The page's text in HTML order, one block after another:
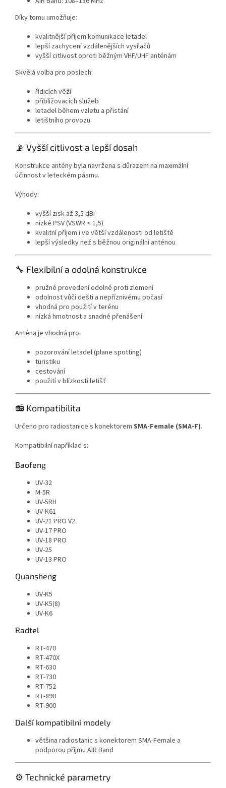
Díky tomu umožňuje:
kvalitnější příjem komunikace letadel
lepší zachycení vzdálenějších vysílačů
vyšší citlivost oproti běžným VHF/UHF anténám
Skvělá volba pro poslech:
řídicích věží
přibližovacích služeb
letadel během vzletu a přistání
letištního provozu
📡 Vyšší citlivost a lepší dosah
Konstrukce antény byla navržena s důrazem na maximální
účinnost v leteckém pásmu.
Výhody:
vyšší zisk až 3,5 dBi
nízké PSV (VSWR < 1,5)
kvalitní příjem i ve větší vzdálenosti od letiště
lepší výsledky než s běžnou originální anténou
🔧 Flexibilní a odolná konstrukce
pružné provedení odolné proti zlomení
odolnost vůči dešti a nepříznivému počasí
vhodná pro použití v terénu
nízká hmotnost a snadné přenášení
Anténa je vhodná pro:
pozorování letadel (plane spotting)
turistiku
cestování
použití v blízkosti letišť
📻 Kompatibilita
Určeno pro radiostanice s konektorem SMA-Female (SMA-F).
Kompatibilní například s:
Baofeng
UV-32
M-5R
UV-5RH
UV-K61
UV-21 PRO V2
UV-17 PRO
UV-18 PRO
UV-25
UV-13 PRO
Quansheng
UV-K5
UV-K5(8)
UV-K6
Radtel
RT-470
RT-470X
RT-630
RT-730
RT-752
RT-890
RT-900
Další kompatibilní modely
většina radiostanic s konektorem SMA-Female a
podporou příjmu AIR Band
⚙️ Technické parametry